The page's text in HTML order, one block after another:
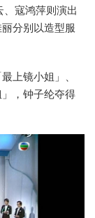
寇鸿萍则演出
分别以造型服
上镜小姐」、
，钟子纶夺得